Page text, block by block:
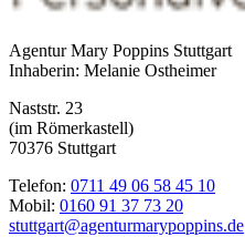
Agentur Mary Poppins Stuttgart
Inhaberin: Melanie Ostheimer
Naststr. 23
(im Römerkastell)
70376 Stuttgart
Telefon: 0711 49 06 58 45 10
Mobil: 0160 91 37 73 20
stuttgart@agenturmarypoppins.de